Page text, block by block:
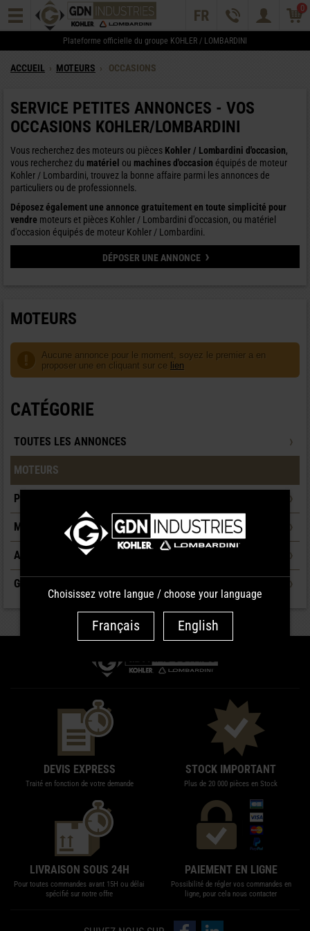
0
Plateforme officielle du groupe KOHLER / LOMBARDINI
ACCUEIL › MOTEURS › OCCASIONS
SERVICE PETITES ANNONCES - VOS
OCCASIONS KOHLER/LOMBARDINI
Vous recherchez des moteurs ou pièces Kohler / Lombardini d'occasion,
vous recherchez du matériel ou machines d'occasion équipés de moteur
Kohler / Lombardini, trouvez la bonne affaire parmi les annonces de
particuliers ou de professionnels.
Déposez également une annonce gratuitement en toute simplicité pour
vendre moteurs et pièces Kohler / Lombardini d'occasion, ou matériel
d'occasion équipés de moteur Kohler / Lombardini.
DÉPOSER UNE ANNONCE ›
MOTEURS
Aucune annonce pour le moment, soyez le premier a en
proposer une en cliquant sur ce lien
CATÉGORIE
TOUTES LES ANNONCES
MOTEURS
PIÈCES DÉTACHÉES
MACHINES
AUTRES
GROUPE ÉLECTROGÈNE
DEVIS EXPRESS
Traité en fonction de votre demande
STOCK IMPORTANT
Plus de 20 000 pièces en Stock
LIVRAISON SOUS 24H
Pour toutes commandes avant 15H ou délai
spécifié sur notre offre
PAIEMENT EN LIGNE
Possibilité de régler vos commandes en
ligne, pour cela nous contacter
Suivez-nous sur Facebook
Suivez-nous sur LinkedIn
Choisissez votre langue / choose your language
Français English